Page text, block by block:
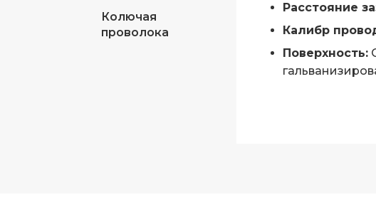
Колючая
проволока
Расстояние
Калибр
Поверхность: